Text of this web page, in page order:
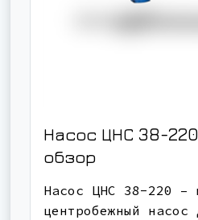
Насос ЦНС 38-
обзор
Насос ЦНС 38-220 –
центробежный насос